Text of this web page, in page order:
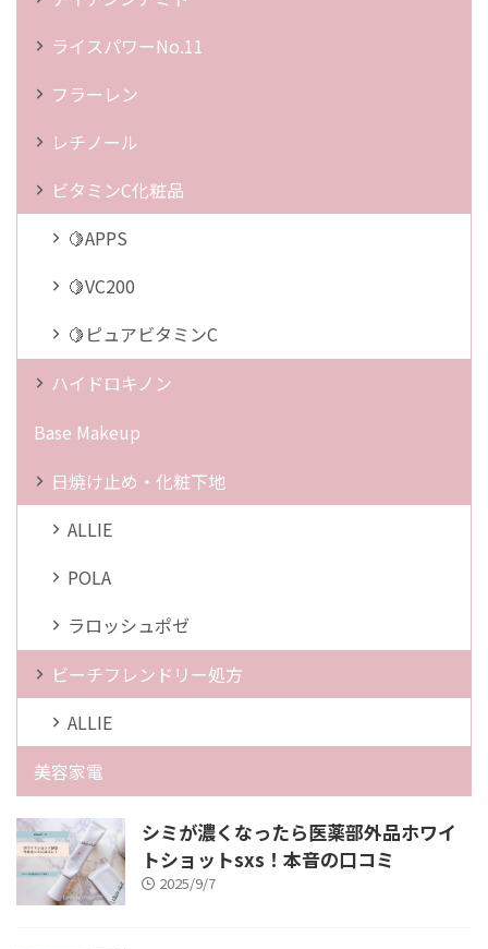
ライスパワーNo.11
フラーレン
レチノール
ビタミンC化粧品
🍋APPS
🍋VC200
🍋ピュアビタミンC
ハイドロキノン
Base Makeup
日焼け止め・化粧下地
ALLIE
POLA
ラロッシュポゼ
ビーチフレンドリー処方
ALLIE
美容家電
シミが濃くなったら医薬部外品ホワイ
トショットsxs！本音の口コミ
2025/9/7